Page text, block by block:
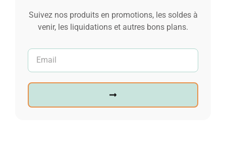
Suivez nos produits en promotions, les soldes à
venir, les liquidations et autres bons plans.